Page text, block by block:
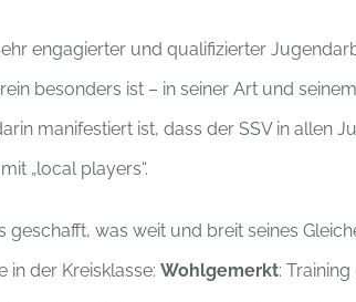
engagierter und qualifizierter
besonders ist – in seiner Art und
manifestiert ist, dass der SSV in allen
„local players“.
was weit und breit seines
in der Kreisklasse: Wohlgemerkt: